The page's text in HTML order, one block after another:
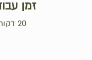
זמן
20 דקות